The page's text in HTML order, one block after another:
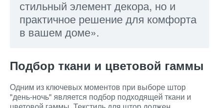
стильный элемент декора, но и
практичное решение для комфорта
в вашем доме».
Подбор ткани и цветовой гаммы
Одним из ключевых моментов при выборе штор
"день-ночь" является подбор подходящей ткани и